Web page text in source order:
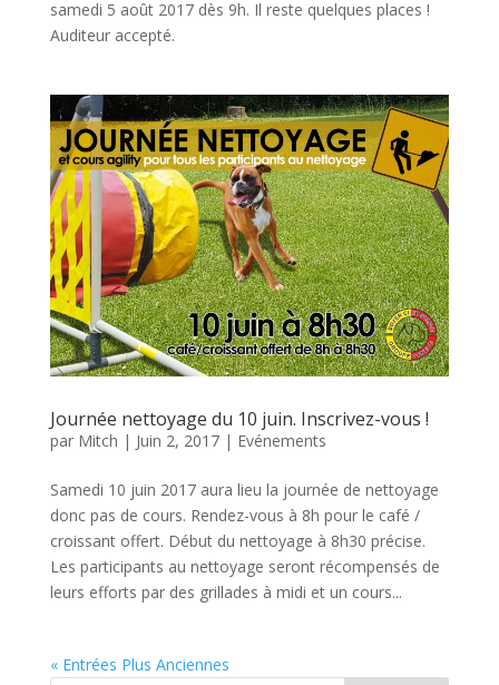
samedi 5 août 2017 dès 9h. Il reste quelques places !
Auditeur accepté.
Journée nettoyage du 10 juin. Inscrivez-vous !
par Mitch | Juin 2, 2017| Evénements
Samedi 10 juin 2017 aura lieu la journée de nettoyage
donc pas de cours. Rendez-vous à 8h pour le café /
croissant offert. Début du nettoyage à 8h30 précise.
Les participants au nettoyage seront récompensés de
leurs efforts par des grillades à midi et un cours...
« Entrées Plus Anciennes